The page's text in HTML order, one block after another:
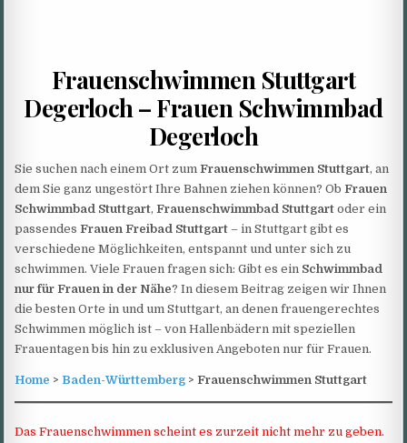
Frauenschwimmen Stuttgart
Degerloch – Frauen Schwimmbad
Degerloch
Sie suchen nach einem Ort zumFrauenschwimmen Stuttgart, an
dem Sie ganz ungestört Ihre Bahnen ziehen können? ObFrauen
Schwimmbad Stuttgart,Frauenschwimmbad Stuttgart oder ein
passendesFrauen Freibad Stuttgart – in Stuttgart gibt es
verschiedene Möglichkeiten, entspannt und unter sich zu
schwimmen. Viele Frauen fragen sich: Gibt es ein Schwimmbad
nur für Frauen in der Nähe? In diesem Beitrag zeigen wir Ihnen
die besten Orte in und um Stuttgart, an denen frauengerechtes
Schwimmen möglich ist – von Hallenbädern mit speziellen
Frauentagen bis hin zu exklusiven Angeboten nur für Frauen.
Home > Baden-Württemberg > Frauenschwimmen Stuttgart
Das Frauenschwimmen scheint es zurzeit nicht mehr zu geben.